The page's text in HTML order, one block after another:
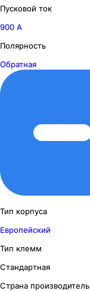
Пусковой ток
900 А
Полярность
Обратная
Тип корпуса
Европейский
Тип клемм
Стандартная
Страна производитель